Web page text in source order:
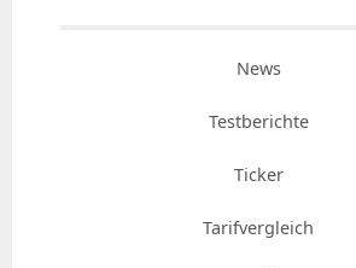
News
Testberichte
Ticker
Tarifvergleich